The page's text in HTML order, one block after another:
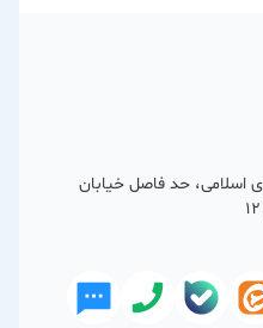
اسلامی، حد فاصل خیابان